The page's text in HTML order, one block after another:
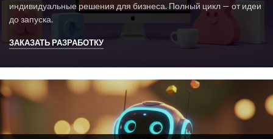
индивидуальные решения для бизнеса. Полный цикл — от идеи
до запуска.
ЗАКАЗАТЬ РАЗРАБОТКУ